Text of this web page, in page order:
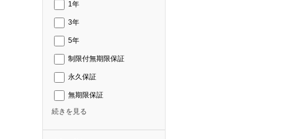
1年
3年
5年
制限付無期限保証
永久保証
無期限保証
続きを見る